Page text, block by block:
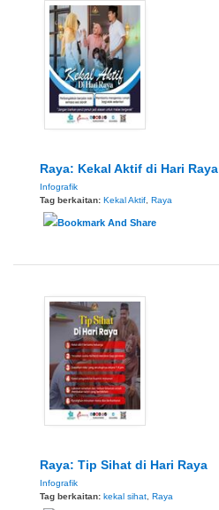
Raya: Kekal Aktif di Hari Raya
Infografik
Tag berkaitan: Kekal Aktif Raya
Raya: Tip Sihat di Hari Raya
Infografik
Tag berkaitan: kekal sihat, Raya